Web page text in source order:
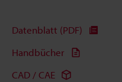
Datenblatt (PDF)
Handbücher
CAD / CAE